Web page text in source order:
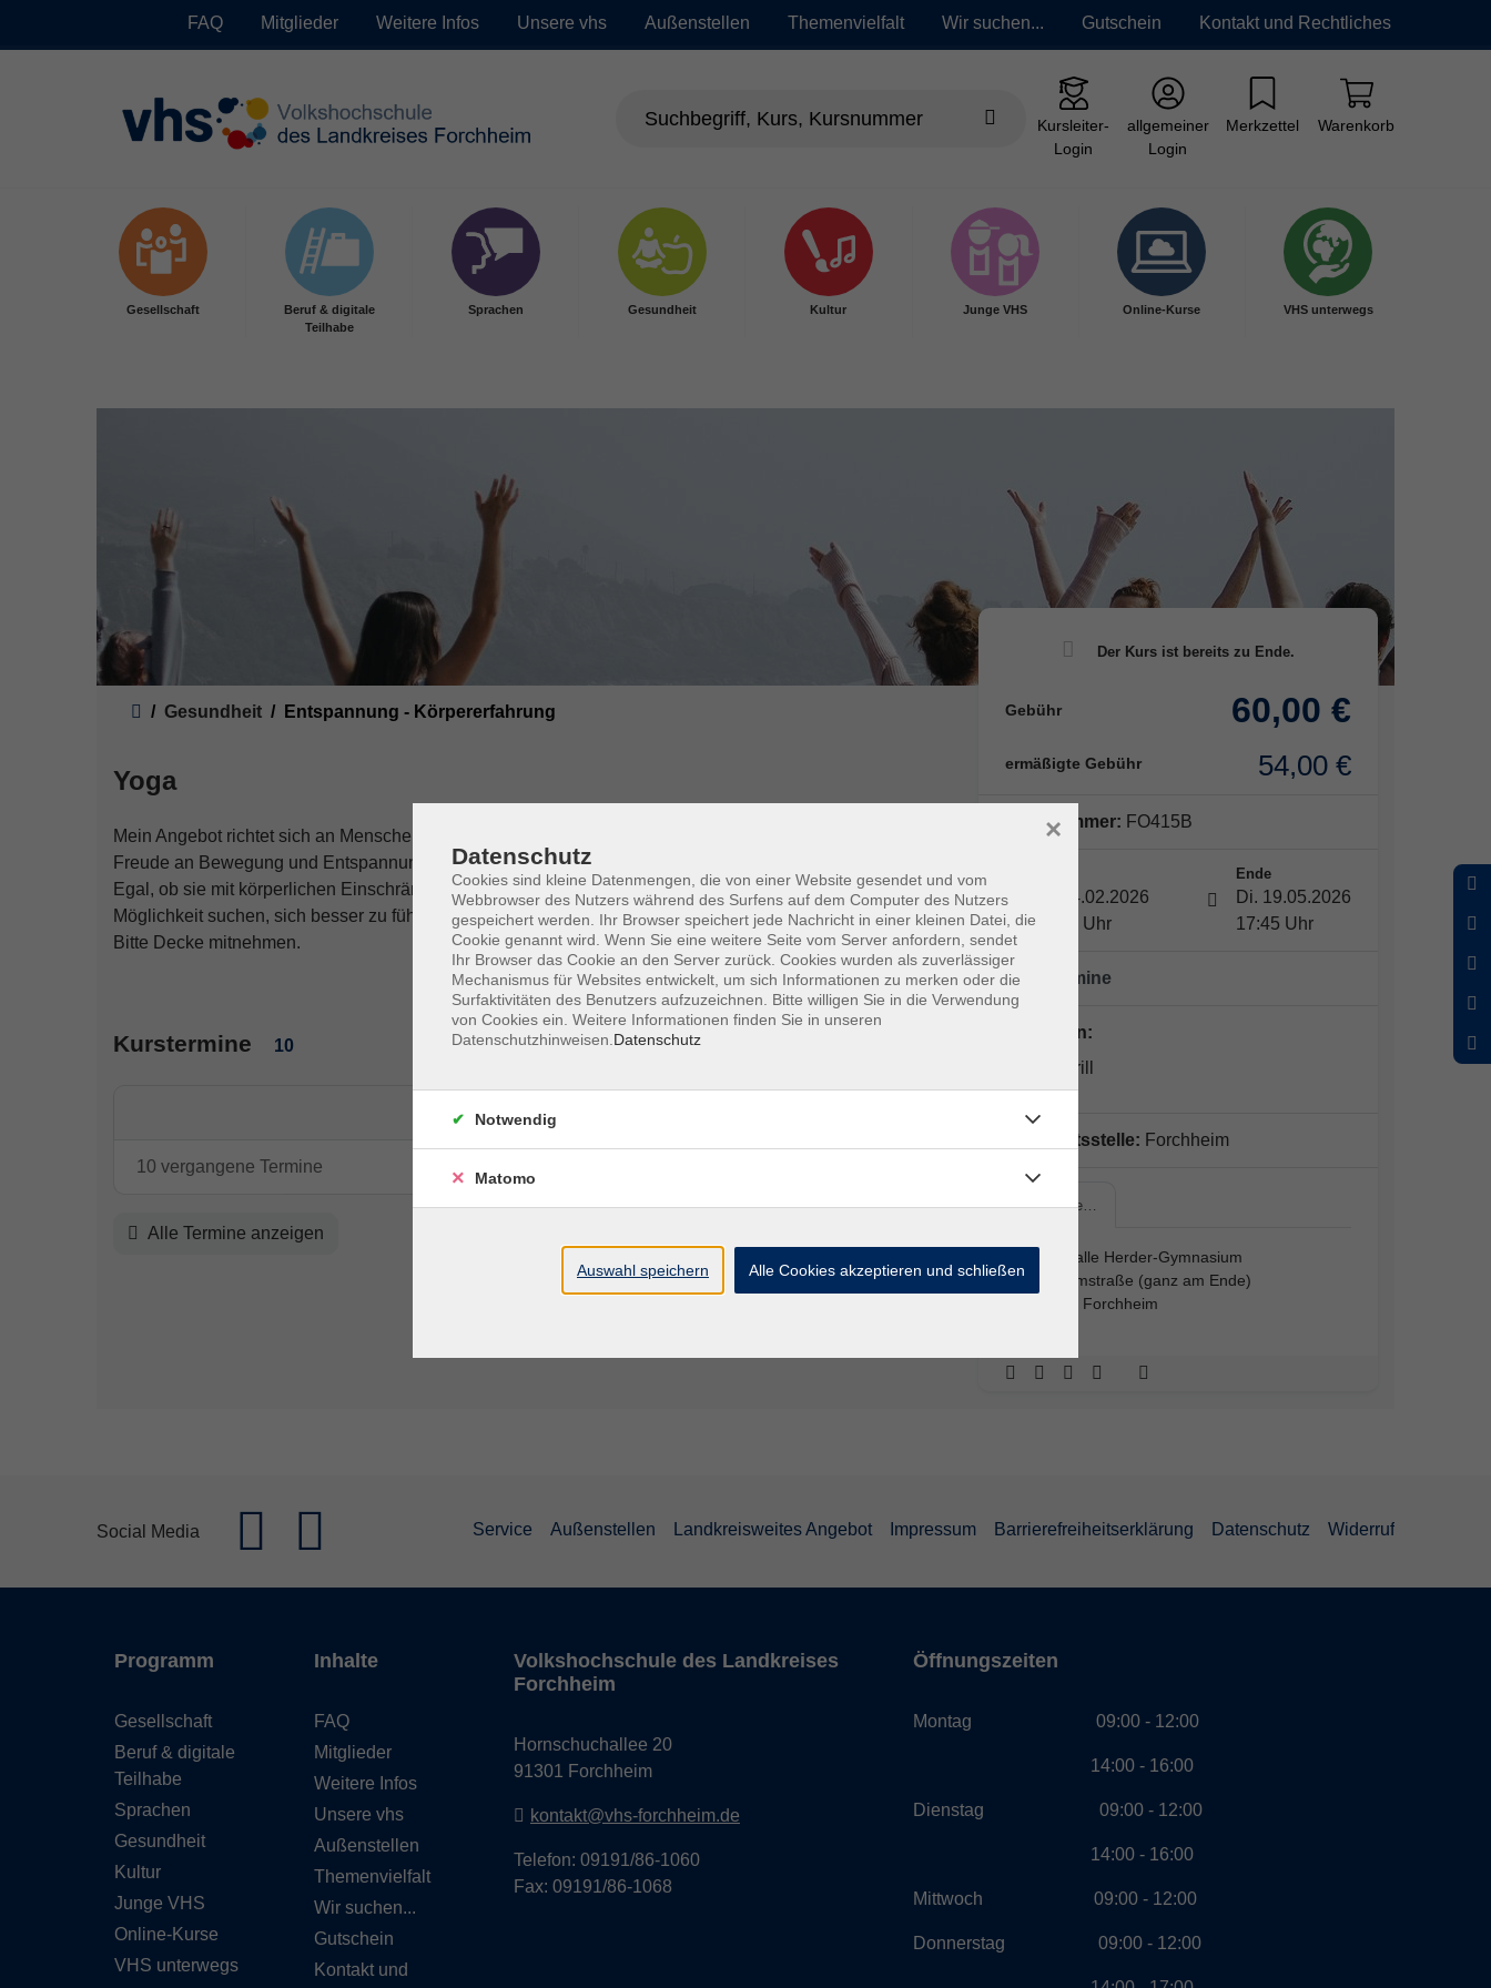
FAQ Mitglieder Weitere Infos Unsere vhs Außenstellen Themenvielfalt Wir suchen... Gutschein Kontakt und Rechtliches
Kursleiter-
Login
allgemeiner
Login
Merkzettel Warenkorb
Gesellschaft
Beruf & digitale
Teilhabe
Sprachen Gesundheit Kultur Junge VHS Online-Kurse VHS unterwegs
Gesundheit Entspannung - Körpererfahrung
Yoga
Mein Angebot richtet sich an Menschen, die ihre körperliche Beweglichkeit verbessern möchten und
Freude an Bewegung und Entspannung suchen.
Egal, ob sie mit körperlichen Einschränkungen umgehen müssen oder einfach nur nach einer
Möglichkeit suchen, sich besser zu fühlen - Yoga kann Ihnen dabei helfen, Ihre Ziele zu erreichen.
Bitte Decke mitnehmen.
Kurstermine 10
10 vergangene Termine
Alle Termine anzeigen
Gebühr 60,00 €
ermäßigte Gebühr 54,00 €
Kursnummer: FO415B
Di. 24.02.2026
16:15 Uhr
Ende
Di. 19.05.2026
17:45 Uhr
10 x Termine
Dozent*in:
Bettina Trill
Geschäftsstelle: Forchheim
Turnhalle…
Turnhalle Herder-Gymnasium
Ruhalmstraße (ganz am Ende)
91301 Forchheim
Social Media Service Außenstellen Landkreisweites Angebot Impressum Barrierefreiheitserklärung Datenschutz Widerruf
Programm
Gesellschaft
Beruf & digitale
Teilhabe
Sprachen
Gesundheit
Kultur
Junge VHS
Online-Kurse
VHS unterwegs
Inhalte
FAQ
Mitglieder
Weitere Infos
Unsere vhs
Außenstellen
Themenvielfalt
Wir suchen...
Gutschein
Kontakt und
Volkshochschule des Landkreises
Forchheim
Hornschuchallee 20
91301 Forchheim
kontakt@vhs-forchheim.de
Telefon: 09191/86-1060
Fax: 09191/86-1068
Öffnungszeiten
Montag 09:00 - 12:00
14:00 - 16:00
Dienstag 09:00 - 12:00
14:00 - 16:00
Mittwoch 09:00 - 12:00
Donnerstag 09:00 - 12:00
Datenschutz
Cookies sind kleine Datenmengen, die von einer Website gesendet und vom
Webbrowser des Nutzers während des Surfens auf dem Computer des Nutzers
gespeichert werden. Ihr Browser speichert jede Nachricht in einer kleinen Datei, die
Cookie genannt wird. Wenn Sie eine weitere Seite vom Server anfordern, sendet
Ihr Browser das Cookie an den Server zurück. Cookies wurden als zuverlässiger
Mechanismus für Websites entwickelt, um sich Informationen zu merken oder die
Surfaktivitäten des Benutzers aufzuzeichnen. Bitte willigen Sie in die Verwendung
von Cookies ein. Weitere Informationen finden Sie in unseren
Datenschutzhinweisen. Datenschutz
×
Notwendig
Matomo
Auswahl speichern Alle Cookies akzeptieren und schließen